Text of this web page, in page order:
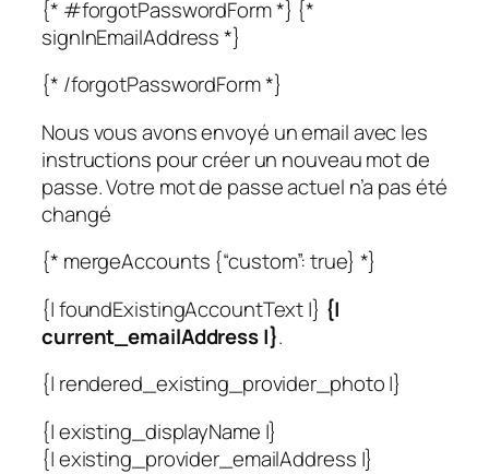
{* #forgotPasswordForm *} {*
signInEmailAddress *}
{* /forgotPasswordForm *}
Nous vous avons envoyé un email avec les
instructions pour créer un nouveau mot de
passe. Votre mot de passe actuel n’a pas été
changé
{* mergeAccounts {“custom”: true} *}
{| foundExistingAccountText |} {|
current_emailAddress |}.
{| rendered_existing_provider_photo |}
{| existing_displayName |}
{| existing_provider_emailAddress |}